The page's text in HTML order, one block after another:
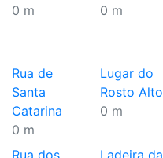
0 m
0 m
Rua de
Santa
Catarina
0 m
Lugar do
Rosto Alto
0 m
Rua dos
Ladeira da